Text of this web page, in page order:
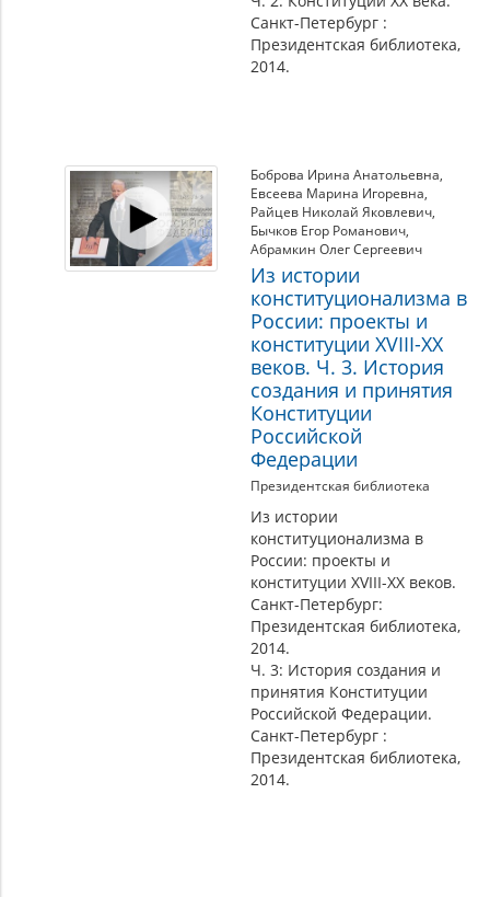
Санкт-Петербург :
Президентская библиотека,
2014.
Боброва Ирина Анатольевна,
Евсеева Марина Игоревна,
Райцев Николай Яковлевич,
Бычков Егор Романович,
Абрамкин Олег Сергеевич
Из истории
конституционализма в
России: проекты и
конституции XVIII-XX
веков. Ч. 3. История
создания и принятия
Конституции
Российской
Федерации
Президентская библиотека
Из истории
конституционализма в
России: проекты и
конституции XVIII-XX веков.
Санкт-Петербург:
Президентская библиотека,
2014.
Ч. 3: История создания и
принятия Конституции
Российской Федерации.
Санкт-Петербург :
Президентская библиотека,
2014.